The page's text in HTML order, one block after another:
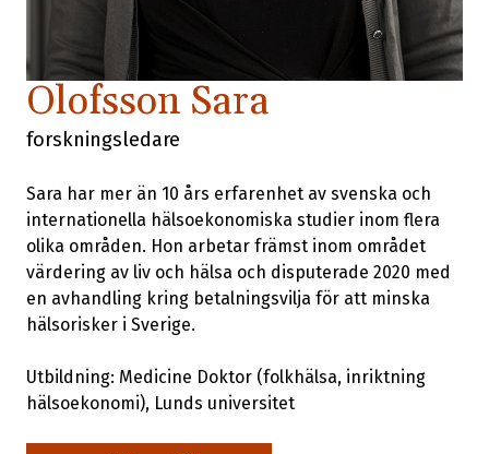
Olofsson Sara
forskningsledare
Sara har mer än 10 års erfarenhet av svenska och
internationella hälsoekonomiska studier inom flera
olika områden. Hon arbetar främst inom området
värdering av liv och hälsa och disputerade 2020 med
en avhandling kring betalningsvilja för att minska
hälsorisker i Sverige.
Utbildning: Medicine Doktor (folkhälsa, inriktning
hälsoekonomi), Lunds universitet